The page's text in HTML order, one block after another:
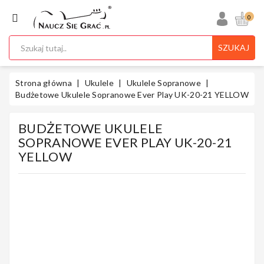
KATEGORIA
Ukulele
Gitary
0
SZUKAJ
Strona główna Ukulele
Ukulele Sopranowe
Budżetowe Ukulele Sopranowe Ever Play UK-20-21 YELLOW
BUDŻETOWE UKULELE
SOPRANOWE EVER PLAY UK-20-21
YELLOW